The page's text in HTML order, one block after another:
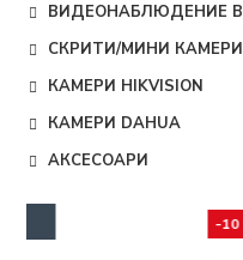
ВИДЕОНАБЛЮДЕНИЕ
СКРИТИ/МИНИ КАМЕРИ
КАМЕРИ HIKVISION
КАМЕРИ DAHUA
АКСЕСОАРИ